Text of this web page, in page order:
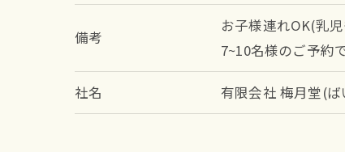
備考
お子様連れOK(乳
7~10名様のご予約
社名 有限会社 梅月堂(